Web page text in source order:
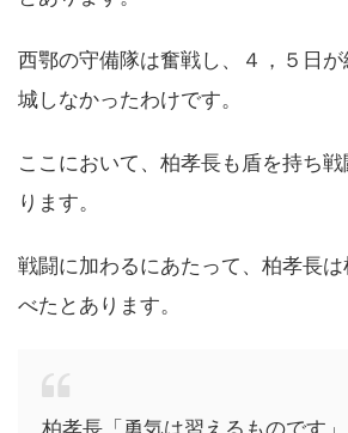
西鄂の守備隊は奮戦し、４，５日
城しなかったわけです。
ここにおいて、柏孝長も盾を持ち
ります。
戦闘に加わるにあたって、柏孝長
べたとあります。
柏孝長「勇気は習えるものです」